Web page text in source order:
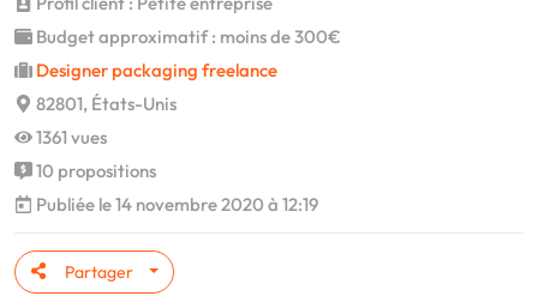
Budget approximatif : moins de 300€
Designer packaging freelance
82801, États-Unis
1361 vues
10 propositions
Publiée le 14 novembre 2020 à 12:19
Partager